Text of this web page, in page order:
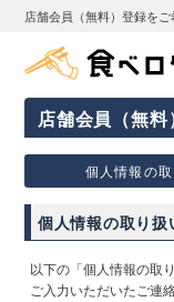
店舗会員（無料）登録を
店舗会員（無
個人情報の
個人情報の取り扱
以下の「個人情報の取
ご入力いただいたご連